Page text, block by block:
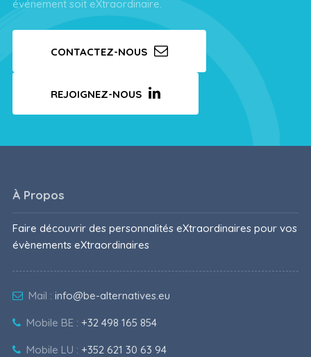
événement soit eXtraordinaire.
CONTACTEZ-NOUS
REJOIGNEZ-NOUS
À Propos
Faire découvrir des personnalités eXtraordinaires pour vos
évènements eXtraordinaires
Mail : info@be-alternatives.eu
Mobile BE : +32 498 165 854
Mobile LU : +352 621 30 63 94